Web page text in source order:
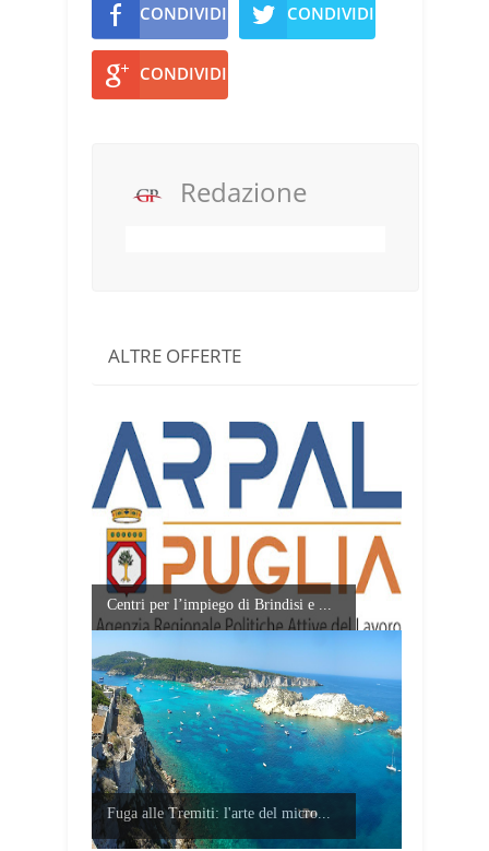
CONDIVIDI CONDIVIDI
CONDIVIDI
Redazione
ALTRE OFFERTE
Centri per l’impiego di Brindisi e ...
Fuga alle Tremiti: l'arte del micro...